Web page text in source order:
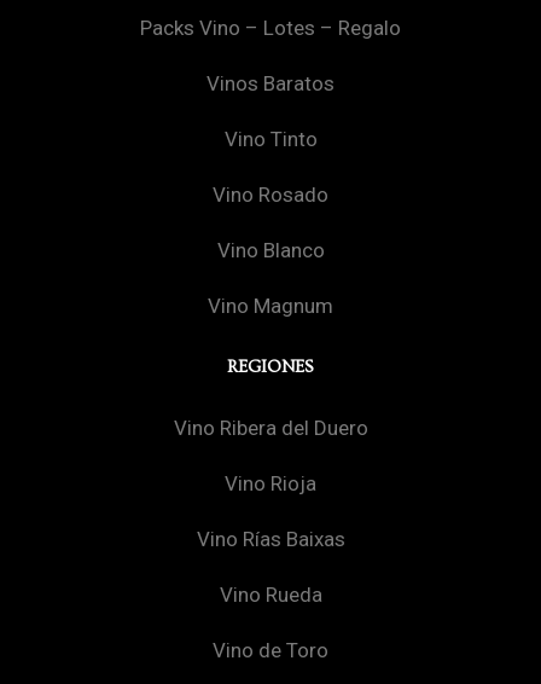
Packs Vino – Lotes – Regalo
Vinos Baratos
Vino Tinto
Vino Rosado
Vino Blanco
Vino Magnum
REGIONES
Vino Ribera del Duero
Vino Rioja
Vino Rías Baixas
Vino Rueda
Vino de Toro